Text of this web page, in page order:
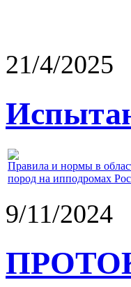
21/4/2025
Правила и нормы в
пород на ипподромах
9/11/2024